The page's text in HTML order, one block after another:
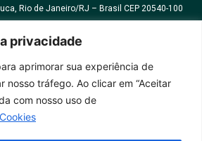
privacidade
aprimorar sua experiência de
nosso tráfego. Ao clicar em “Aceitar
com nosso uso de
Rio de Janeiro/RJ – Brasil CEP 20540-100